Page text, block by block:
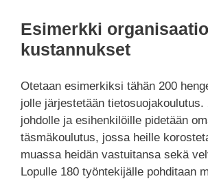
Esimerkki
kustannukset
Otetaan esimerkiksi tähän 200
jolle järjestetään tietosuojakoulutus.
johdolle ja esihenkilöille pidetään
täsmäkoulutus, jossa heille
muassa heidän vastuitansa sekä
Lopulle 180 työntekijälle pohditaan